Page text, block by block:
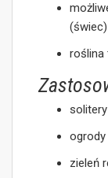
roślina
zieleń